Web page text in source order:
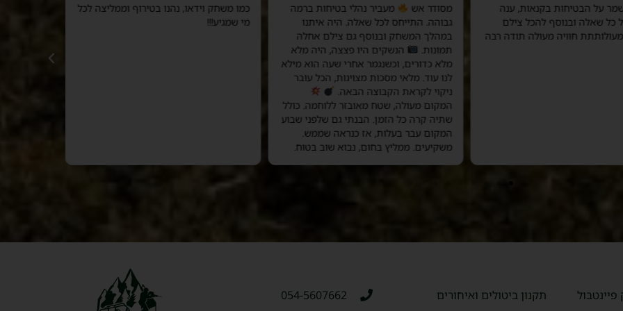
על הבטיחות בקנאות, ענה
כל שאלה ובנוסף להכל צילם
חוויה מעולה תודה רבה
מסודר אש
מעביר נהלי בטיחות ברמה
גבוהה. התייחס לכל שאלה. היה איתנו
במהלך המשחק ובנוסף גם צילם אחלה
תמונות.
הנשקים היו פצצה, היה מלא
מלא כדורים, וכשנגמר אחרי שעה הוא מילא
לנו עוד. מלאי מסכות מצוינות, הכל עובר
ניקוי לקראת הקבוצה הבאה.
המקום מעולה, שטח מאובזר ללוחמה. כולל
שתיה קרה כל הזמן. הבנתי גם שלפני שבוע
המקום עבר בעלות, אז כנראה שממש.
משקיעים. ממליץ בחום, נבוא שוב בטוח.
כמו משחק וידאו, נהנו בטירוף וממליצה לכל
מי שמגיע!!!
תקנון ביטולים ואיחורים 054-5607662